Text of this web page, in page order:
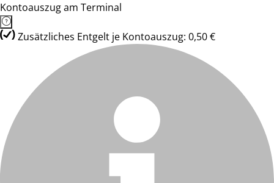
Kontoauszug am Terminal
Zusätzliches Entgelt je Kontoauszug: 0,50 €